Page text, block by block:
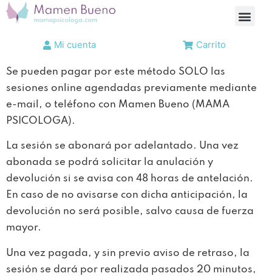
Mi cuenta Carrito
Se pueden pagar por este método SOLO las
sesiones online agendadas previamente mediante
e-mail, o teléfono con Mamen Bueno (MAMA
PSICOLOGA).
La sesión se abonará por adelantado. Una vez
abonada se podrá solicitar la anulación y
devolución si se avisa con 48 horas de antelación.
En caso de no avisarse con dicha anticipación, la
devolución no será posible, salvo causa de fuerza
mayor.
Una vez pagada, y sin previo aviso de retraso, la
sesión se dará por realizada pasados 20 minutos,